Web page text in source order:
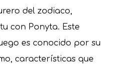
del zodiaco,
con Ponyta. Este
es conocido por su
características que